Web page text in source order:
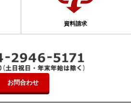
資料請求
お問合わせ